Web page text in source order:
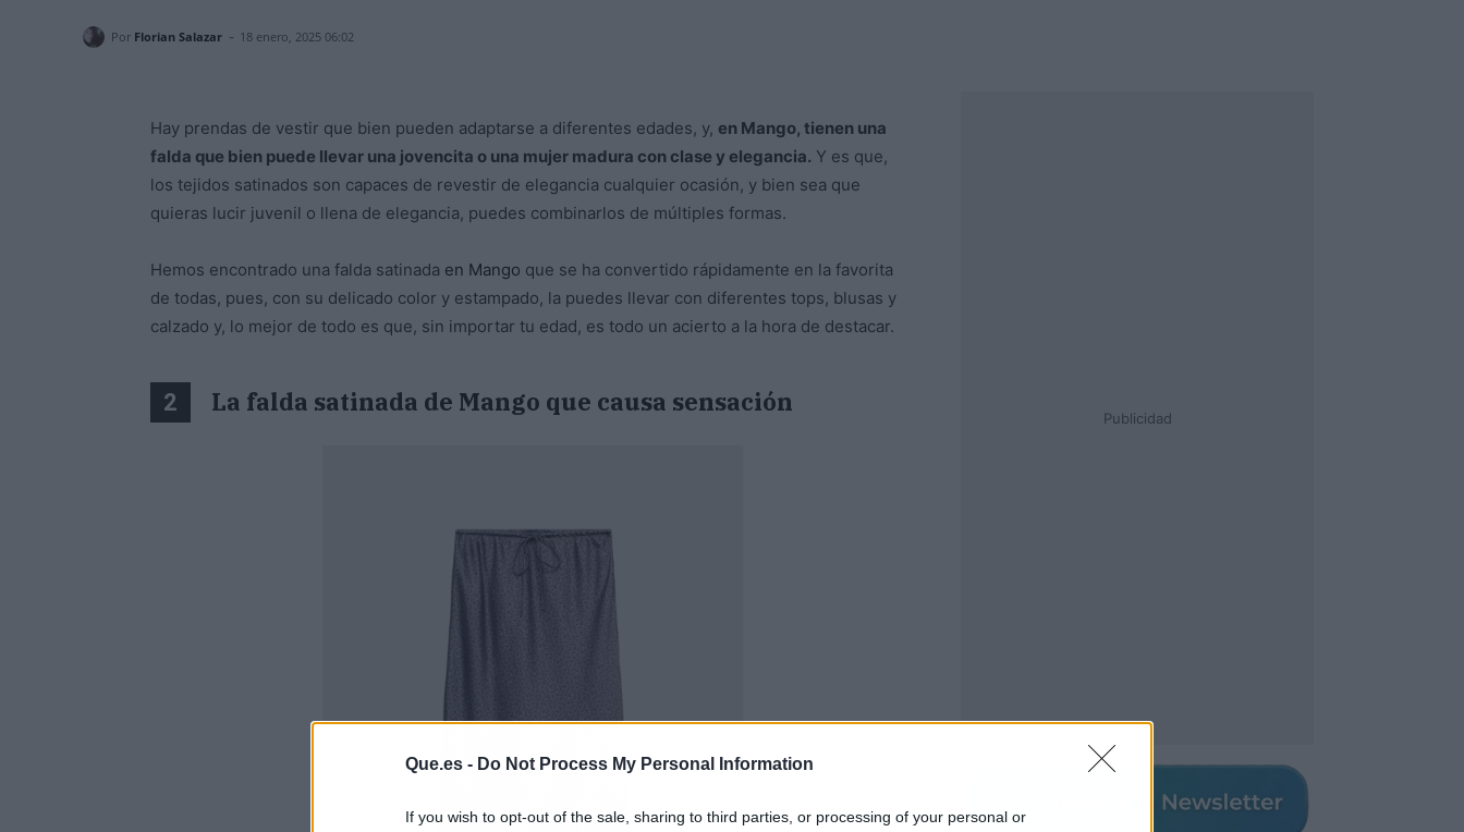
Que.es - Do Not Process My Personal Information
If you wish to opt-out of the sale, sharing to third parties, or processing of your personal or
Por Florian Salazar - 18 enero, 2025 06:02
Hay prendas de vestir que bien pueden adaptarse a diferentes edades, y, en Mango, tienen una
falda que bien puede llevar una jovencita o una mujer madura con clase y elegancia. Y es que,
los tejidos satinados son capaces de revestir de elegancia cualquier ocasión, y bien sea que
quieras lucir juvenil o llena de elegancia, puedes combinarlos de múltiples formas.
Hemos encontrado una falda satinada en Mango que se ha convertido rápidamente en la favorita
de todas, pues, con su delicado color y estampado, la puedes llevar con diferentes tops, blusas y
calzado y, lo mejor de todo es que, sin importar tu edad, es todo un acierto a la hora de destacar.
2 La falda satinada de Mango que causa sensación
Publicidad